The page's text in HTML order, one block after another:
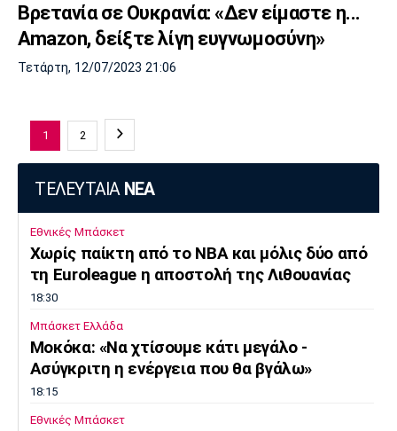
Βρετανία σε Ουκρανία: «Δεν είμαστε η...
Amazon, δείξτε λίγη ευγνωμοσύνη»
Τετάρτη, 12/07/2023 21:06
1 2
ΤΕΛΕΥΤΑΙΑ ΝΕΑ
Εθνικές Μπάσκετ
Χωρίς παίκτη από το ΝΒΑ και μόλις δύο από
τη Euroleague η αποστολή της Λιθουανίας
18:30
Μπάσκετ Ελλάδα
Μοκόκα: «Να χτίσουμε κάτι μεγάλο -
Ασύγκριτη η ενέργεια που θα βγάλω»
18:15
Εθνικές Μπάσκετ